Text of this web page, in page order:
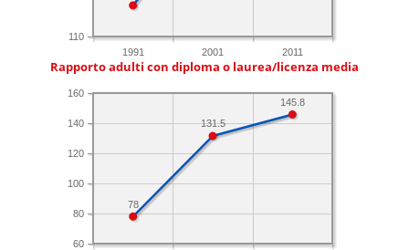
1991 2001 2011
110
Rapporto adulti con diploma o laurea/licenza media
60
80
100
120
140
160
145.8
131.5
78